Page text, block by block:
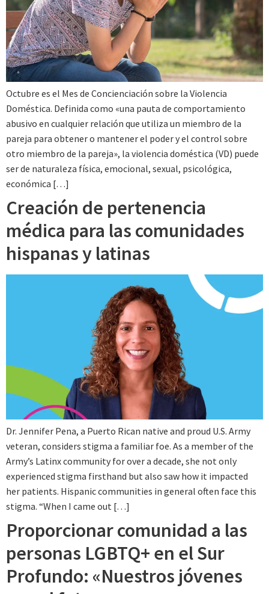
Octubre es el Mes de Concienciación sobre la Violencia
Doméstica. Definida como «una pauta de comportamiento
abusivo en cualquier relación que utiliza un miembro de la
pareja para obtener o mantener el poder y el control sobre
otro miembro de la pareja», la violencia doméstica (VD) puede
ser de naturaleza física, emocional, sexual, psicológica,
económica […]
Creación de pertenencia
médica para las comunidades
hispanas y latinas
Dr. Jennifer Pena, a Puerto Rican native and proud U.S. Army
veteran, considers stigma a familiar foe. As a member of the
Army’s Latinx community for over a decade, she not only
experienced stigma firsthand but also saw how it impacted
her patients. Hispanic communities in general often face this
stigma. “When I came out […]
Proporcionar comunidad a las
personas LGBTQ+ en el Sur
Profundo: «Nuestros jóvenes